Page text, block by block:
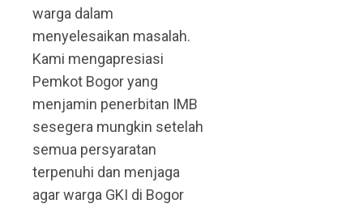
warga dalam
menyelesaikan masalah.
Kami mengapresiasi
Pemkot Bogor yang
menjamin penerbitan IMB
sesegera mungkin setelah
semua persyaratan
terpenuhi dan menjaga
agar warga GKI di Bogor